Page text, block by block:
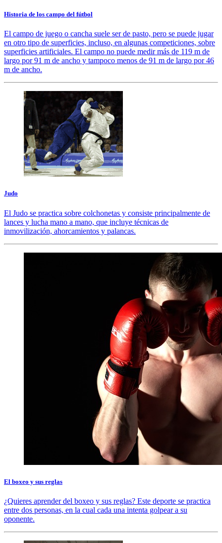
Historia de los campo del fútbol
El campo de juego o cancha suele ser de pasto, pero se puede jugar
en otro tipo de superficies, incluso, en algunas competiciones, sobre
superficies artificiales. El campo no puede medir más de 119 m de
largo por 91 m de ancho y tampoco menos de 91 m de largo por 46
m de ancho.
Judo
El Judo se practica sobre colchonetas y consiste principalmente de
lances y lucha mano a mano, que incluye técnicas de
inmovilización, ahorcamientos y palancas.
El boxeo y sus reglas
¿Quieres aprender del boxeo y sus reglas? Este deporte se practica
entre dos personas, en la cual cada una intenta golpear a su
oponente.